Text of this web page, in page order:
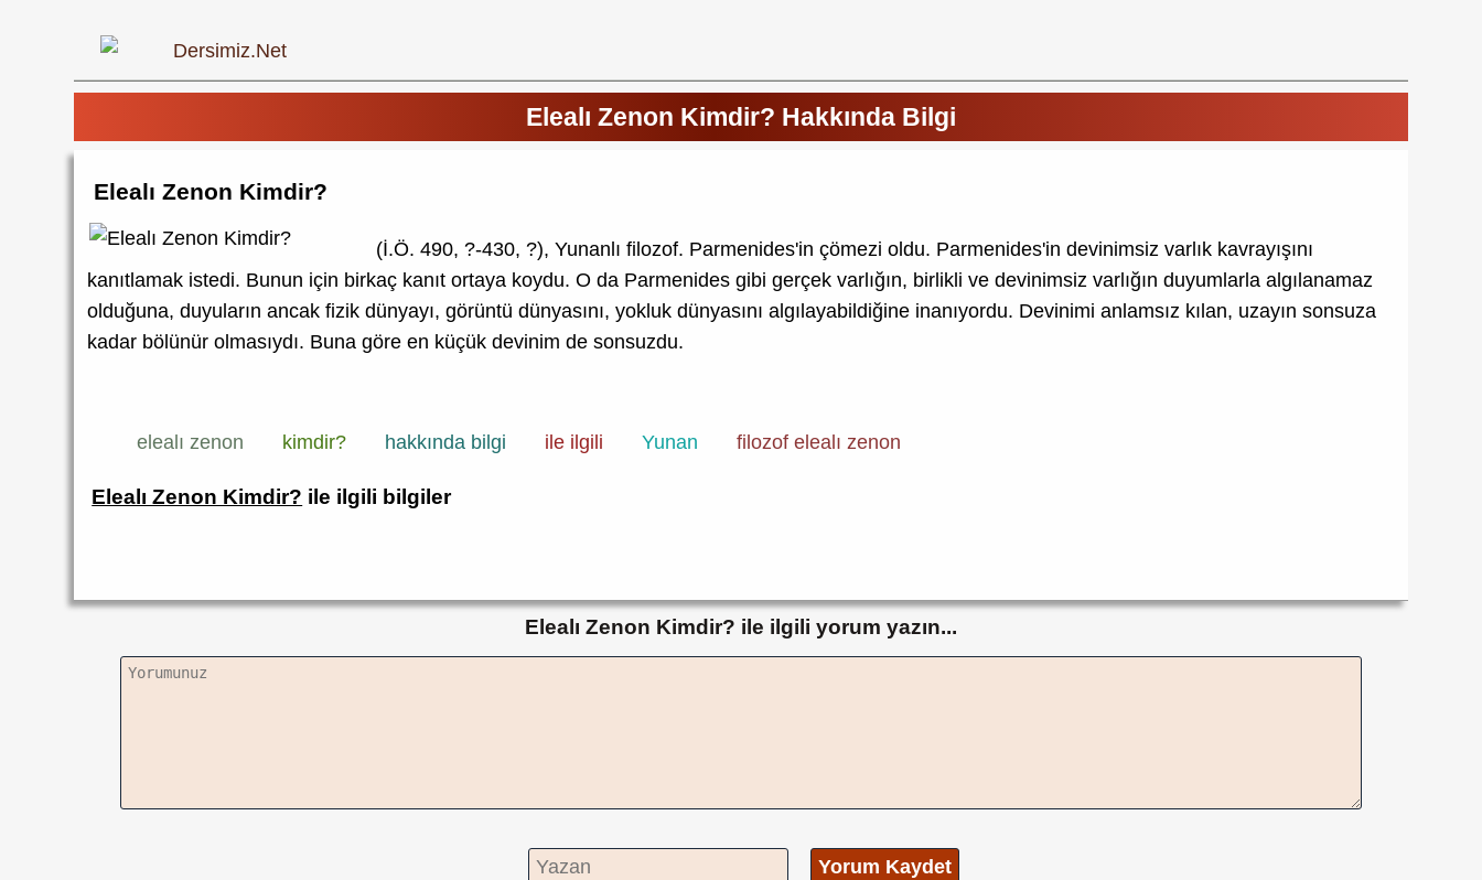
Elealı Zenon Kimdir? Hakkında Bilgi
Elealı Zenon Kimdir?
(İ.Ö. 490, ?-430, ?), Yunanlı filozof. Parmenides'in çömezi oldu. Parmenides'in devinimsiz varlık kavrayışını
kanıtlamak istedi. Bunun için birkaç kanıt ortaya koydu. O da Parmenides gibi gerçek varlığın, birlikli ve devinimsiz varlığın duyumlarla algılanamaz
olduğuna, duyuların ancak fizik dünyayı, görüntü dünyasını, yokluk dünyasını algılayabildiğine inanıyordu. Devinimi anlamsız kılan, uzayın sonsuza
kadar bölünür olmasıydı. Buna göre en küçük devinim de sonsuzdu.
elealı zenon kimdir? hakkında bilgi ile ilgili Yunan filozof elealı zenon
Elealı Zenon Kimdir? ile ilgili bilgiler
Elealı Zenon Kimdir? ile ilgili yorum yazın...
Yorum Kaydet